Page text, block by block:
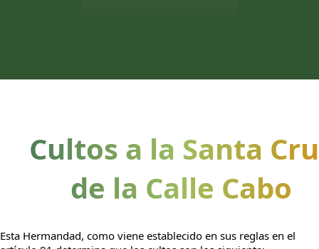
Cultos a la Santa
de la Calle Cabo
Esta Hermandad, como viene establecido en sus reglas en el